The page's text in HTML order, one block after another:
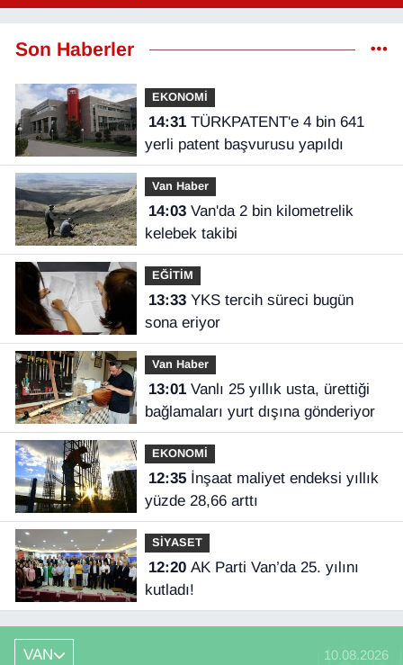
Son Haberler
EKONOMİ
14:31TÜRKPATENT'e 4 bin 641
yerli patent başvurusu yapıldı
Van Haber
14:03Van'da 2 bin kilometrelik
kelebek takibi
EĞİTİM
13:33YKS tercih süreci bugün
sona eriyor
Van Haber
13:01Vanlı 25 yıllık usta, ürettiği
bağlamaları yurt dışına gönderiyor
EKONOMİ
12:35İnşaat maliyet endeksi yıllık
yüzde 28,66 arttı
SİYASET
12:20AK Parti Van’da 25. yılını
kutladı!
VAN 10.08.2026